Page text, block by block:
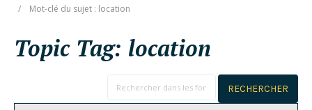
/ Mot-clé du sujet : location
Topic Tag: location